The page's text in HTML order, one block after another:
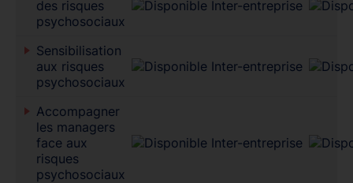
des risques
psychosociaux
Sensibilisation
aux risques
psychosociaux
Accompagner
les managers
face aux
risques
psychosociaux